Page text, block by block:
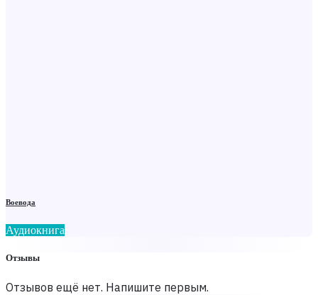
Воевода
Аудиокнига
Отзывы
Отзывов ещё нет. Напишите первым.